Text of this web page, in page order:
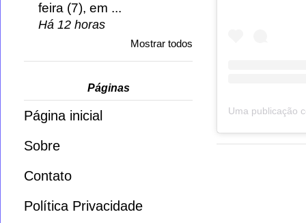
feira (7), em ...
Há 12 horas
Mostrar todos
Páginas
Página inicial
Sobre
Contato
Política Privacidade